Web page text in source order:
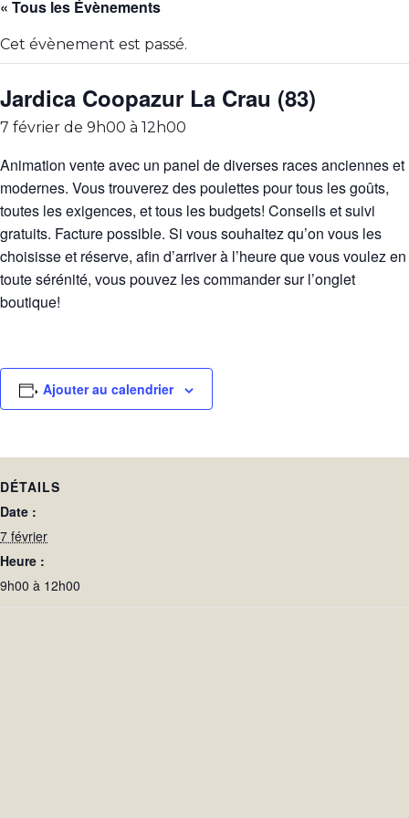
« Tous les Évènements
Cet évènement est passé.
Jardica Coopazur La Crau (83)
7 février de 9h00 à 12h00
Animation vente avec un panel de diverses races anciennes et
modernes. Vous trouverez des poulettes pour tous les goûts,
toutes les exigences, et tous les budgets! Conseils et suivi
gratuits. Facture possible. Si vous souhaitez qu’on vous les
choisisse et réserve, afin d’arriver à l’heure que vous voulez en
toute sérénité, vous pouvez les commander sur l’onglet
boutique!
Ajouter au calendrier
DÉTAILS
Date :
7 février
Heure :
9h00 à 12h00